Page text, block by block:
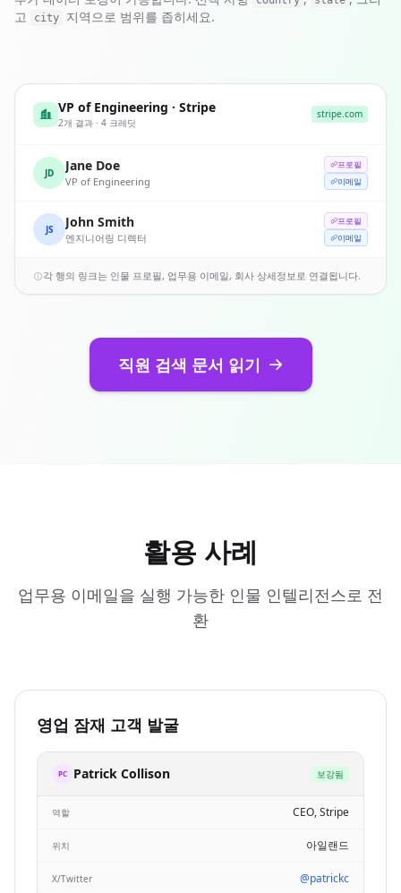
}
고
city 지역으로 범위를 좁히세요.
VP of Engineering · Stripe
2개 결과 · 4 크레딧
stripe.com
JD Jane Doe
VP of Engineering
프로필
이메일
JS John Smith
엔지니어링 디렉터
프로필
이메일
각 행의 링크는 인물 프로필, 업무용 이메일, 회사 상세정보로 연결됩니다.
직원 검색 문서 읽기
활용 사례
업무용 이메일을 실행 가능한 인물 인텔리전스로 전
환
영업 잠재 고객 발굴
PC Patrick Collison 보강됨
역할 CEO, Stripe
위치 아일랜드
X/Twitter @patrickc